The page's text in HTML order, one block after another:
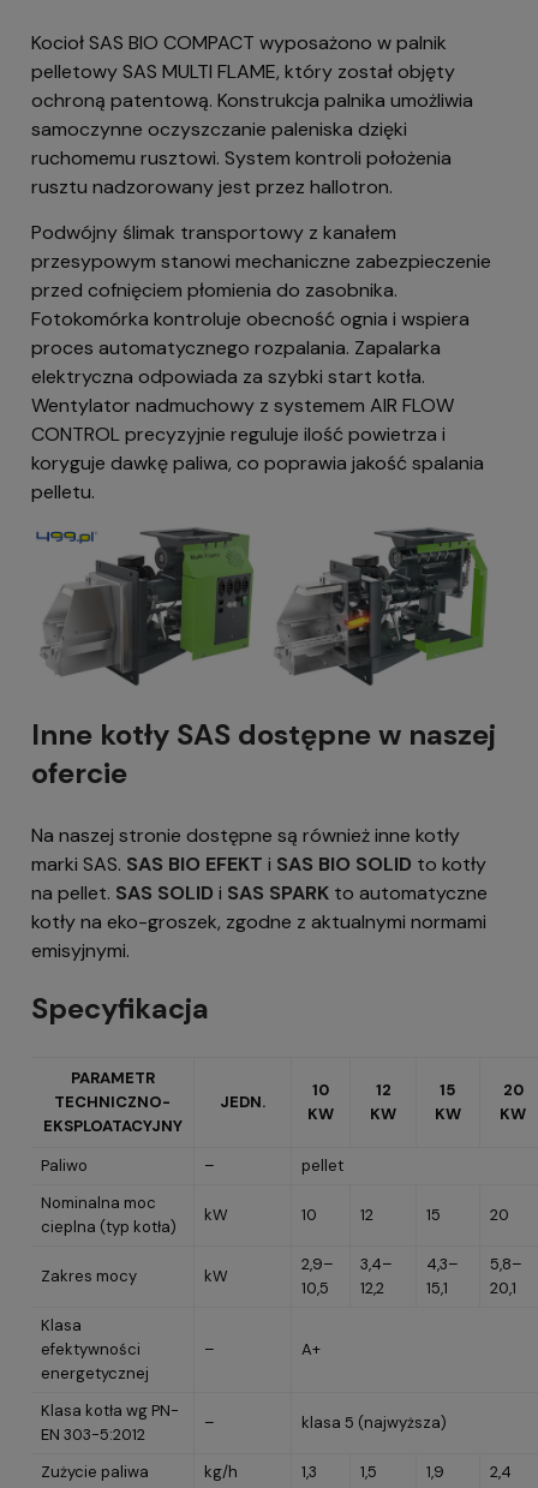
Kocioł SAS BIO COMPACT wyposażono w palnik
pelletowy SAS MULTI FLAME, który został objęty
ochroną patentową. Konstrukcja palnika umożliwia
samoczynne oczyszczanie paleniska dzięki
ruchomemu rusztowi. System kontroli położenia
rusztu nadzorowany jest przez hallotron.
Podwójny ślimak transportowy z kanałem
przesypowym stanowi mechaniczne zabezpieczenie
przed cofnięciem płomienia do zasobnika.
Fotokomórka kontroluje obecność ognia i wspiera
proces automatycznego rozpalania. Zapalarka
elektryczna odpowiada za szybki start kotła.
Wentylator nadmuchowy z systemem AIR FLOW
CONTROL precyzyjnie reguluje ilość powietrza i
koryguje dawkę paliwa, co poprawia jakość spalania
pelletu.
Inne kotły SAS dostępne w naszej
ofercie
Na naszej stronie dostępne są również inne kotły
marki SAS. SAS BIO EFEKT i SAS BIO SOLID to kotły
na pellet. SAS SOLID i SAS SPARK to automatyczne
kotły na eko-groszek, zgodne z aktualnymi normami
emisyjnymi.
Specyfikacja
PARAMETR
TECHNICZNO-
EKSPLOATACYJNY
JEDN.
10
KW
12
KW
15
KW
20
KW
Paliwo –
pellet
Nominalna moc
cieplna (typ kotła)
kW 10 12 15 20
Zakres mocy kW
2,9–
10,5
3,4–
12,2
4,3–
15,1
5,8–
20,1
Klasa
efektywności
energetycznej
– A+
Klasa kotła wg PN-
EN 303-5:2012
– klasa 5 (najwyższa)
Zużycie paliwa kg/h 1,3 1,5 1,9 2,4